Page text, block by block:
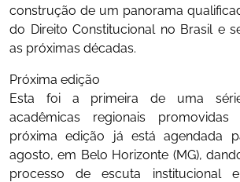
construção de um panorama
do Direito Constitucional no Brasil e
as próximas décadas.
Próxima edição
Esta foi a primeira de uma
acadêmicas regionais
próxima edição já está agendada
agosto, em Belo Horizonte (MG),
processo de escuta institucional